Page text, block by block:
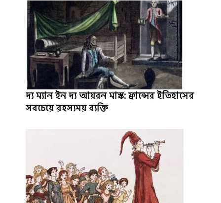
দ্য ম্যান ইন দ্য আয়রন মাস্ক: ফ্রান্সের ইতিহাসের
সবচেয়ে রহস্যময় ব্যক্তি